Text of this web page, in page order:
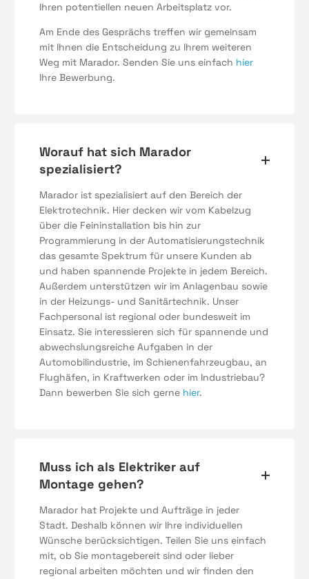
Ihren potentiellen neuen Arbeitsplatz vor.
Am Ende des Gesprächs treffen wir gemeinsam
mit Ihnen die Entscheidung zu Ihrem weiteren
Weg mit Marador. Senden Sie uns einfach hier
Ihre Bewerbung.
Worauf hat sich Marador
spezialisiert?
Marador ist spezialisiert auf den Bereich der
Elektrotechnik. Hier decken wir vom Kabelzug
über die Feininstallation bis hin zur
Programmierung in der Automatisierungstechnik
das gesamte Spektrum für unsere Kunden ab
und haben spannende Projekte in jedem Bereich.
Außerdem unterstützen wir im Anlagenbau sowie
in der Heizungs- und Sanitärtechnik. Unser
Fachpersonal ist regional oder bundesweit im
Einsatz. Sie interessieren sich für spannende und
abwechslungsreiche Aufgaben in der
Automobilindustrie, im Schienenfahrzeugbau, an
Flughäfen, in Kraftwerken oder im Industriebau?
Dann bewerben Sie sich gerne hier.
Muss ich als Elektriker auf
Montage gehen?
Marador hat Projekte und Aufträge in jeder
Stadt. Deshalb können wir Ihre individuellen
Wünsche berücksichtigen. Teilen Sie uns einfach
mit, ob Sie montagebereit sind oder lieber
regional arbeiten möchten und wir finden den